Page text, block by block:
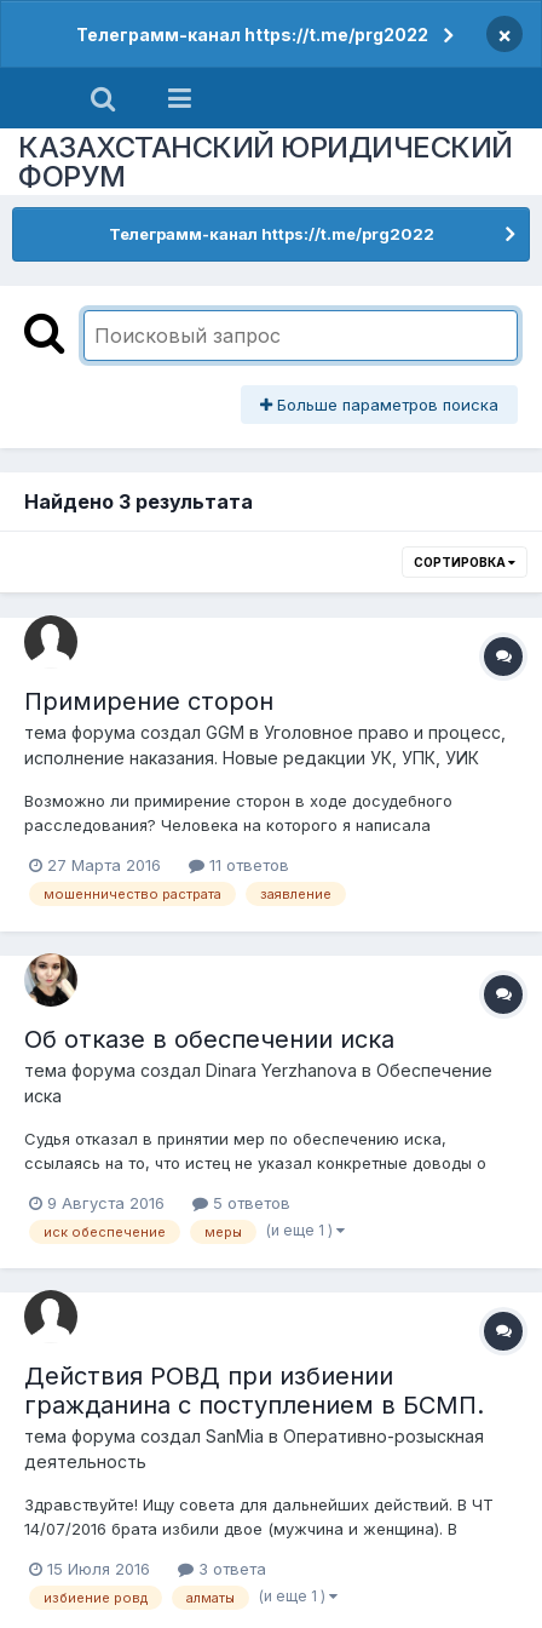
Телеграмм-канал https://t.me/prg2022 ×
КАЗАХСТАНСКИЙ ЮРИДИЧЕСКИЙ
ФОРУМ
Телеграмм-канал https://t.me/prg2022
Больше параметров поиска
Найдено 3 результата
СОРТИРОВКА
Примирение сторон
тема форума создал GGM в Уголовное право и процесс,
исполнение наказания. Новые редакции УК, УПК, УИК
Возможно ли примирение сторон в ходе досудебного
расследования? Человека на которого я написала
отключен, по месту прописки не проживает (последнее
выяснено мной, не следствием)-то есть его нельзя назвать
27 Марта 2016 11 ответов
мошенничество растрата заявление
Об отказе в обеспечении иска
тема форума создал Dinara Yerzhanova в Обеспечение
иска
Судья отказал в принятии мер по обеспечению иска,
ссылаясь на то, что истец не указал конкретные доводы о
или сделать невозможным принудительное исполнение
судебного акта. Какие доводы можно указать в заявлении?
9 Августа 2016 5 ответов
иск обеспечение меры (и еще 1 )
Действия РОВД при избиении
гражданина с поступлением в БСМП.
тема форума создал SanMia в Оперативно-розыскная
деятельность
Здравствуйте! Ищу совета для дальнейших действий. В ЧТ
14/07/2016 брата избили двое (мужчина и женщина). В
на пульт 102. Звонок был в 18.06 по времени Алматы. Полиция
приехала на место быстро, застав на месте нападавших.
15 Июля 2016 3 ответа
избиение ровд алматы (и еще 1 )